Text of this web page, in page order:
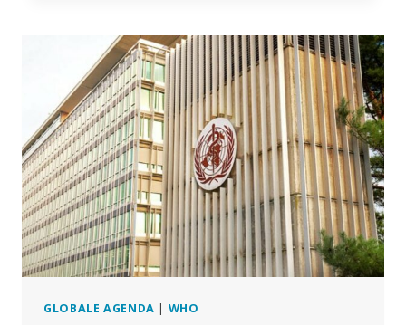
UND
EU
STARTEN
NEUE
INITIATIVE
FÜR
EINEN
GLOBALEN
IMPFPASS
GLOBALE AGENDA | WHO